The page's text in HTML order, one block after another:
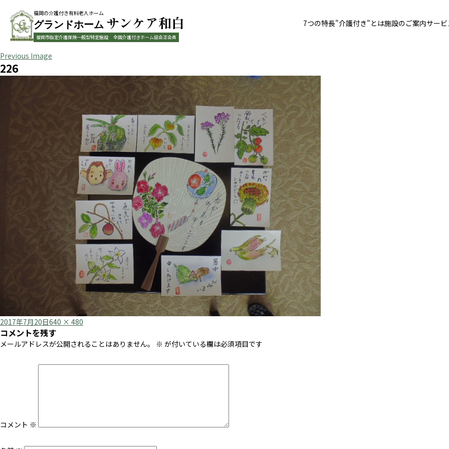
福岡の介護付き有料老人ホーム
グランドホーム サンケア和白
福岡市指定介護保険一般型特定施設 全国介護付きホーム協会正会員
7つの特長"介護付き"とは施設のご案内サー
Previous Image
226
Posted
on
2017年7月20日Full
size
640 × 480
コメントを残す
メールアドレスが公開されることはありません。 ※ が付いている欄は必須項目です
コメント ※